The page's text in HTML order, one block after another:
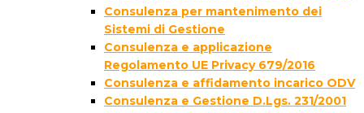
Consulenza per mantenimento dei
Sistemi di Gestione
Consulenza e applicazione
Regolamento UE Privacy 679/2016
Consulenza e affidamento incarico ODV
Consulenza e Gestione D.Lgs. 231/2001